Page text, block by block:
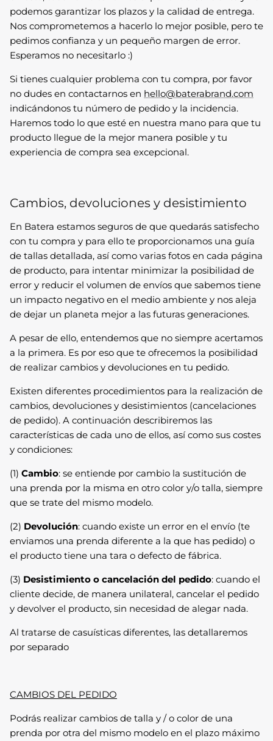
podemos garantizar los plazos y la calidad de entrega.
Nos comprometemos a hacerlo lo mejor posible, pero te
pedimos confianza y un pequeño margen de error.
Esperamos no necesitarlo :)
Si tienes cualquier problema con tu compra, por favor
no dudes en contactarnos en hello@baterabrand.com
indicándonos tu número de pedido y la incidencia.
Haremos todo lo que esté en nuestra mano para que tu
producto llegue de la mejor manera posible y tu
experiencia de compra sea excepcional.
Cambios, devoluciones y desistimiento
En Batera estamos seguros de que quedarás satisfecho
con tu compra y para ello te proporcionamos una guía
de tallas detallada, así como varias fotos en cada página
de producto, para intentar minimizar la posibilidad de
error y reducir el volumen de envíos que sabemos tiene
un impacto negativo en el medio ambiente y nos aleja
de dejar un planeta mejor a las futuras generaciones.
A pesar de ello, entendemos que no siempre acertamos
a la primera. Es por eso que te ofrecemos la posibilidad
de realizar cambios y devoluciones en tu pedido.
Existen diferentes procedimientos para la realización de
cambios, devoluciones y desistimientos (cancelaciones
de pedido). A continuación describiremos las
características de cada uno de ellos, así como sus costes
y condiciones:
(1) Cambio: se entiende por cambio la sustitución de
una prenda por la misma en otro color y/o talla, siempre
que se trate del mismo modelo.
(2) Devolución: cuando existe un error en el envío (te
enviamos una prenda diferente a la que has pedido) o
el producto tiene una tara o defecto de fábrica.
(3) Desistimiento o cancelación del pedido: cuando el
cliente decide, de manera unilateral, cancelar el pedido
y devolver el producto, sin necesidad de alegar nada.
Al tratarse de casuísticas diferentes, las detallaremos
por separado
CAMBIOS DEL PEDIDO
Podrás realizar cambios de talla y / o color de una
prenda por otra del mismo modelo en el plazo máximo